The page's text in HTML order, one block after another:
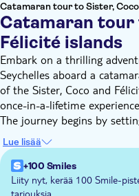
Catamaran tour to Sister,
Catamaran tour
Félicité islands
Embark on a thrilling
Seychelles aboard a
of the Sister, Coco and
once-in-a-lifetime
The journey begins by
Sister Island. This granitic
forests and pristine
crystal clear waters offer
spot sea turtles and other
Lue lisää
+100 Smiles
Liity nyt, kerää 100 Smile-
tarjouksia.